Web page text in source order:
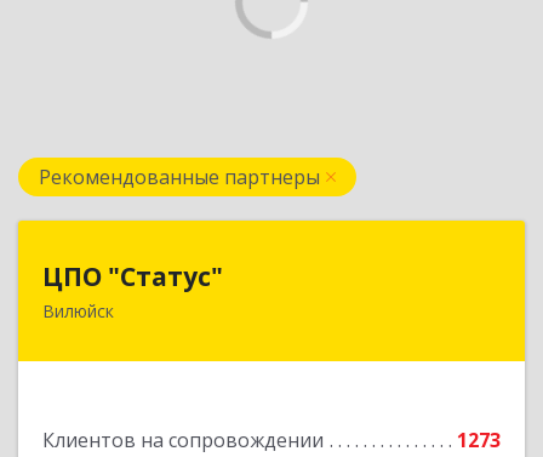
Рекомендованные партнеры
ЦПО "Статус"
Вилюйск
Клиентов на сопровождении
1273
677000, Саха /Якутия/ Респ, Якутск г, Ленина пр-